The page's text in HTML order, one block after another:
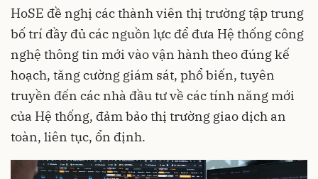
HoSE đề nghị các thành viên thị trường tập trung
bố trí đầy đủ các nguồn lực để đưa Hệ thống công
nghệ thông tin mới vào vận hành theo đúng kế
hoạch, tăng cường giám sát, phổ biến, tuyên
truyền đến các nhà đầu tư về các tính năng mới
của Hệ thống, đảm bảo thị trường giao dịch an
toàn, liên tục, ổn định.